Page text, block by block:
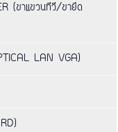
(ขาแขวนทีวี/ขายึด
LAN VGA)